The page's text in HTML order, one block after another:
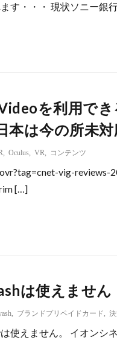
す・・・ 現状ソニー銀
を利用で
は今の所未対
Oculus VR コンテンツ
vig-reviews-
[…]
は使えません
ブランドプリペイドカード
使えません。 イオンシ